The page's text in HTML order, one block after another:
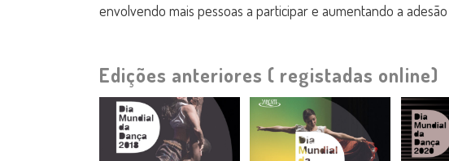
envolvendo mais pessoas a participar e aumentando a
Edições anteriores ( registadas online)